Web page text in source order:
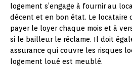
logement s’engage à fournir au
décent et en bon état. Le locataire
payer le loyer chaque mois et à
si le bailleur le réclame. Il doit
assurance qui couvre les risques
logement loué est meublé.